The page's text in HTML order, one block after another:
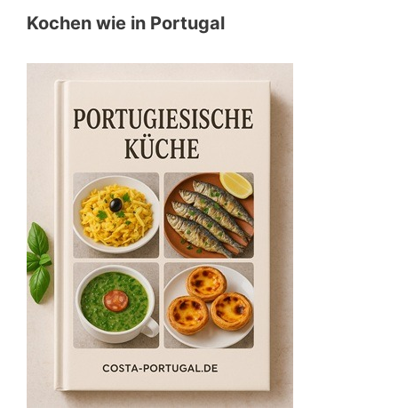
Kochen wie in Portugal